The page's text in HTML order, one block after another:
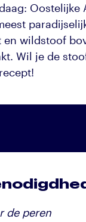
Oostelijke
en wildstoof
Wil je de
de peren